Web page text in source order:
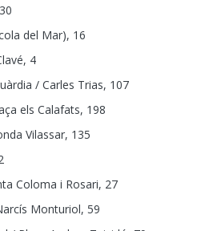
del Mar), 16
4
/ Carles Trias, 107
els Calafats, 198
Vilassar, 135
Coloma i Rosari, 27
Monturiol, 59